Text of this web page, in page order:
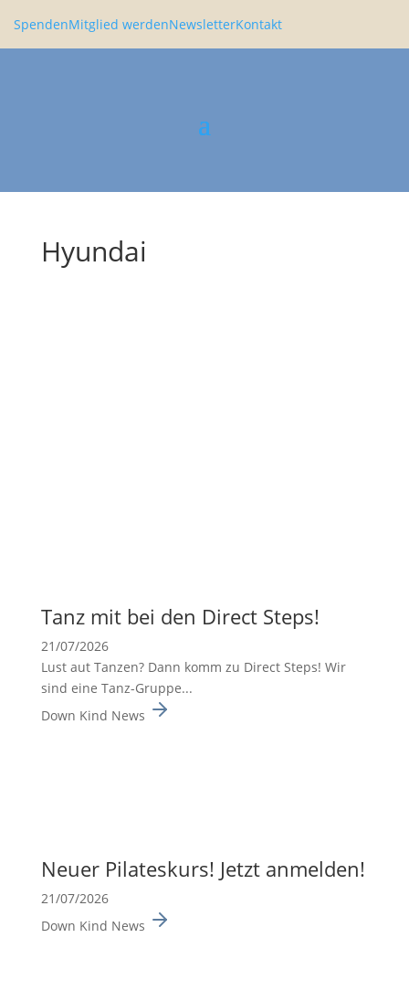
SpendenMitglied werdenNewsletterKontakt
Hyundai
Tanz mit bei den Direct Steps!
21/07/2026
Lust aut Tanzen? Dann komm zu Direct Steps! Wir
sind eine Tanz-Gruppe...
Down Kind News
Neuer Pilates­kurs! Jetzt anmelden!
21/07/2026
Down Kind News